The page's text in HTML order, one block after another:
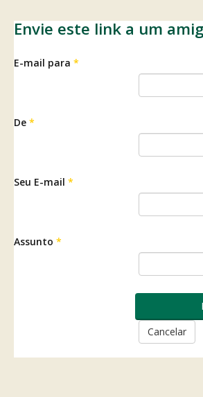
Envie este link a um
E-mail para *
De *
Seu E-mail *
Assunto *
Cancelar